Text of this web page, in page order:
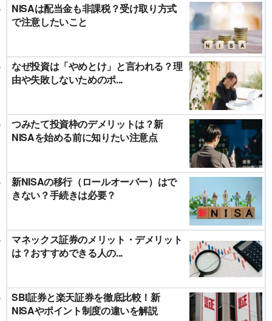
NISAは配当金も非課税？受け取り方式
で注意したいこと
なぜ投資は「やめとけ」と言われる？理
由や失敗しないためのポ...
つみたて投資枠のデメリットは？新
NISAを始める前に知りたい注意点
新NISAの移行（ロールオーバー）はで
きない？手続きは必要？
マネックス証券のメリット・デメリット
は？おすすめできる人の...
SBI証券と楽天証券を徹底比較！新
NISAやポイント制度の違いを解説